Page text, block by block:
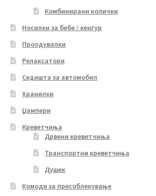
Комбинирани колички
Носилки за бебе / кенгур
Проодувалки
Релаксатори
Седишта за автомобил
Хранилки
Џампери
Креветчиња
Дрвени креветчиња
Транспортни креветчиња
Душек
Комоди за пресоблекување